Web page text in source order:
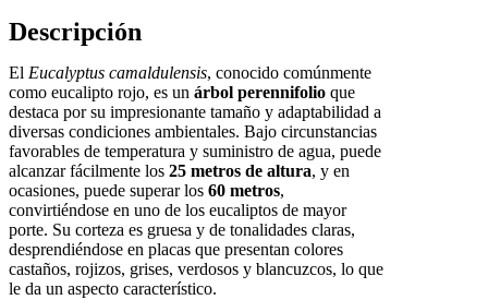
Descripción
El Eucalyptus camaldulensis, conocido comúnmente
como eucalipto rojo, es un árbol perennifolio que
destaca por su impresionante tamaño y adaptabilidad a
diversas condiciones ambientales. Bajo circunstancias
favorables de temperatura y suministro de agua, puede
alcanzar fácilmente los 25 metros de altura, y en
ocasiones, puede superar los 60 metros,
convirtiéndose en uno de los eucaliptos de mayor
porte. Su corteza es gruesa y de tonalidades claras,
desprendiéndose en placas que presentan colores
castaños, rojizos, grises, verdosos y blancuzcos, lo que
le da un aspecto característico.